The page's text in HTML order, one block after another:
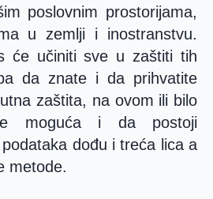
poslovnim prostorijama,
u zemlji i inostranstvu.
će učiniti sve u zaštiti tih
da znate i da prihvatite
zaštita, na ovom ili bilo
moguća i da postoji
dođu i treća lica a
metode.